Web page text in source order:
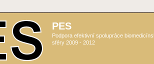
PES
Podpora efektivní spolupráce
sféry 2009 - 2012